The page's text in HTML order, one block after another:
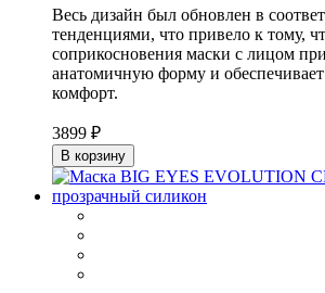
Весь дизайн был обновлен в
тенденциями, что привело к тому,
соприкосновения маски с лицом
анатомичную форму и
комфорт.
3899 ₽
В корзину